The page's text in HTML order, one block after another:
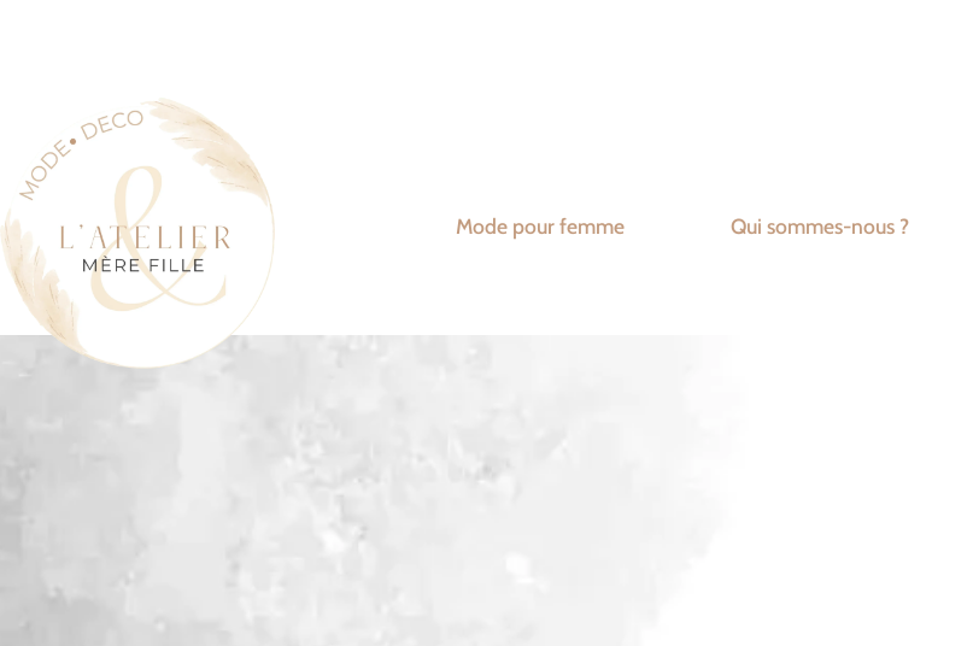
Mode pour femme Qui sommes-nous ?